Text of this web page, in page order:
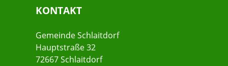
KONTAKT
Gemeinde Schlaitdorf
Hauptstraße 32
72667 Schlaitdorf